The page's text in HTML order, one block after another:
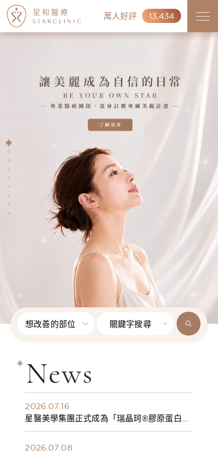
萬人好評 13,434
想改善的部位 關鍵字搜尋
News
2026.07.16
星醫美學集團正式成為「瑞晶珂®膠原蛋白植
入劑」台灣獨家總代理
2026.07.08